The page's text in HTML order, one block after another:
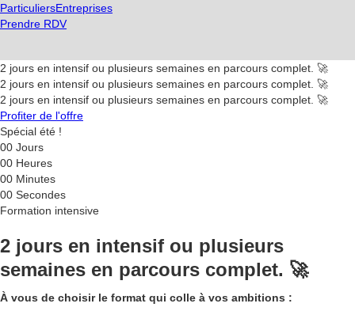
ParticuliersEntreprises
Prendre RDV
2 jours en intensif ou plusieurs semaines en parcours complet. 🚀
2 jours en intensif ou plusieurs semaines en parcours complet. 🚀
2 jours en intensif ou plusieurs semaines en parcours complet. 🚀
Profiter de l'offre
Spécial été !
00 Jours
00 Heures
00 Minutes
00 Secondes
Formation intensive
2 jours en intensif ou plusieurs
semaines en parcours complet. 🚀
À vous de choisir le format qui colle à vos ambitions :